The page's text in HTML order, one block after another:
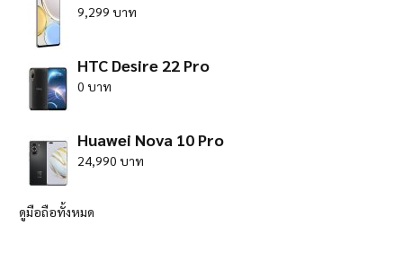
9,299 บาท
HTC Desire 22 Pro
0 บาท
Huawei Nova 10 Pro
24,990 บาท
ดูมือถือทั้งหมด